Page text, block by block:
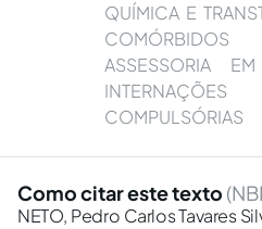
QUÍMICA E
ASSESSORIA
COMPULSÓRIAS
Como citar este texto
NETO, Pedro Carlos Tavares